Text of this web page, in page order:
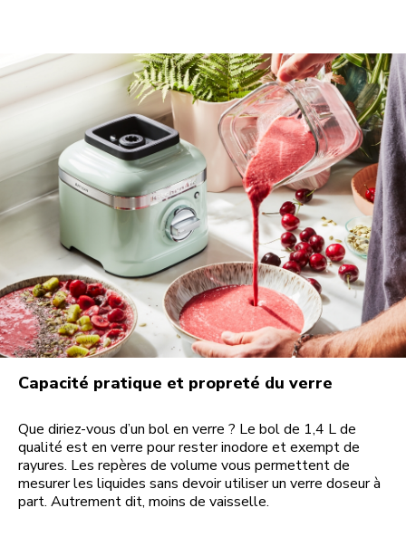
Capacité pratique et propreté du verre
Que diriez-vous d’un bol en verre ? Le bol de 1,4 L de
qualité est en verre pour rester inodore et exempt de
rayures. Les repères de volume vous permettent de
mesurer les liquides sans devoir utiliser un verre doseur à
part. Autrement dit, moins de vaisselle.